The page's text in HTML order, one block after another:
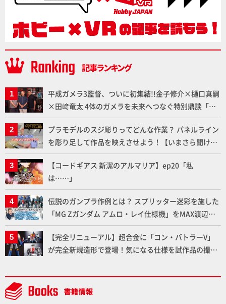
平成ガメラ3監督、ついに初集結!!金子修介×樋口真嗣
×田﨑竜太 4体のガメラを未来へつなぐ特別鼎談「ガ
メラ永久保存化プロジェクト FINAL」
プラモデルのスジ彫りってどんな作業？ パネルライン
を彫り足して作品を映えさせよう！【いまさら聞けな
いプラモデルの基礎：スジ彫りとパネルライン】
【コードギアス 新潔のアルマリア】ep20「私
は……」
伝説のガンプラ作例とは？ スプリッター迷彩を施した
「MG Zガンダム アムロ・レイ仕様機」をMAX渡辺が
ふたたび塗る!!【試し読み】
【完全リニューアル】超合金に「コン・バトラーV」
が完全新規造形で登場！気になる仕様を試作品の撮り
ト」セット情報もお届け！【超合金の魂】